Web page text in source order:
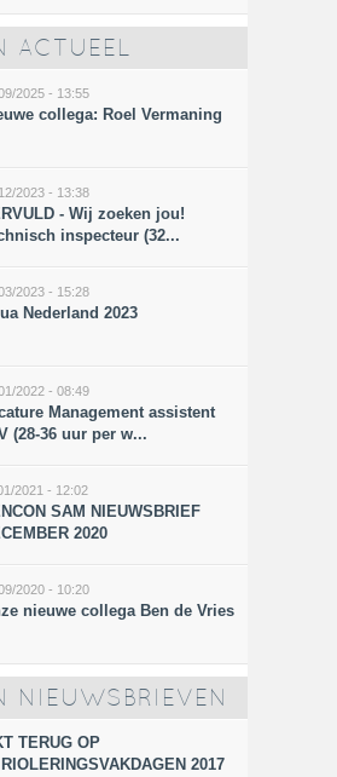
ACTUEEL
2025 - 13:55
collega: Roel Vermaning
2023 - 13:38
- Wij zoeken jou!
inspecteur (32...
2023 - 15:28
Nederland 2023
2022 - 08:49
Management assistent
(28-36 uur per w...
2021 - 12:02
SAM NIEUWSBRIEF
2020
2020 - 10:20
nieuwe collega Ben de Vries
NIEUWSBRIEVEN
TERUG OP
2017